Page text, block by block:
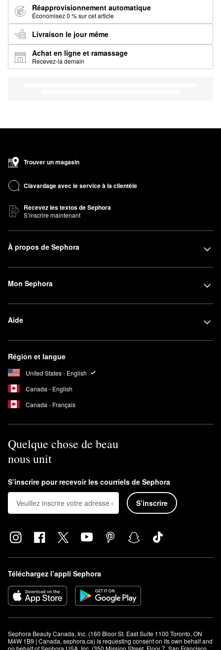
Réapprovisionnement automatique
Économisez 0 % sur cet article
Livraison le jour même
Achat en ligne et ramassage
Recevez-la demain
Trouver un magasin
Clavardage avec le service à la clientèle
Recevez les textos de Sephora
S’inscrire maintenant
À propos de Sephora
Mon Sephora
Aide
Région et langue
United States - English
Canada - English
Canada - Français
Quelque chose de beau
nous unit
S’inscrire pour recevoir les courriels de Sephora
S’inscrire
Téléchargez l’appli Sephora
Sephora Beauty Canada, Inc. (160 Bloor St. East Suite 1100 Toronto, ON
M4W 1B9 | Canada, sephora.ca) is requesting consent on its own behalf and
on behalf of Sephora USA, Inc. (350 Mission Street, Floor 7, San Francisco,